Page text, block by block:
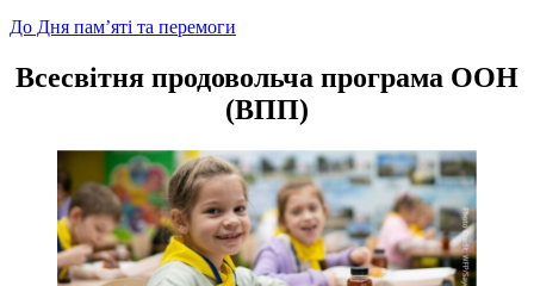
Навігація
записів
До Дня пам’яті та перемоги
Всесвітня продовольча програма ООН
(ВПП)